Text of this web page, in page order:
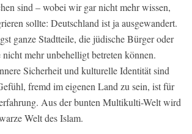
sind – wobei wir gar nicht mehr wissen,
sollte: Deutschland ist ja ausgewandert.
ganze Stadtteile, die jüdische Bürger oder
nicht mehr unbehelligt betreten können.
Sicherheit und kulturelle Identität sind
fremd im eigenen Land zu sein, ist für
Aus der bunten Multikulti-Welt wird
Welt des Islam.